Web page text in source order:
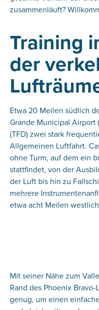
zusammenläuft?
Training
der
Etwa 20 Meilen südlich
Grande Municipal Airport
(TFD) zwei stark
Allgemeinen Luftfahrt.
ohne Turm, auf dem ein
stattfindet, von der
der Luft bis hin zu
mehrere
etwa acht Meilen
Mit seiner Nähe zum
Rand des Phoenix
genug, um einen